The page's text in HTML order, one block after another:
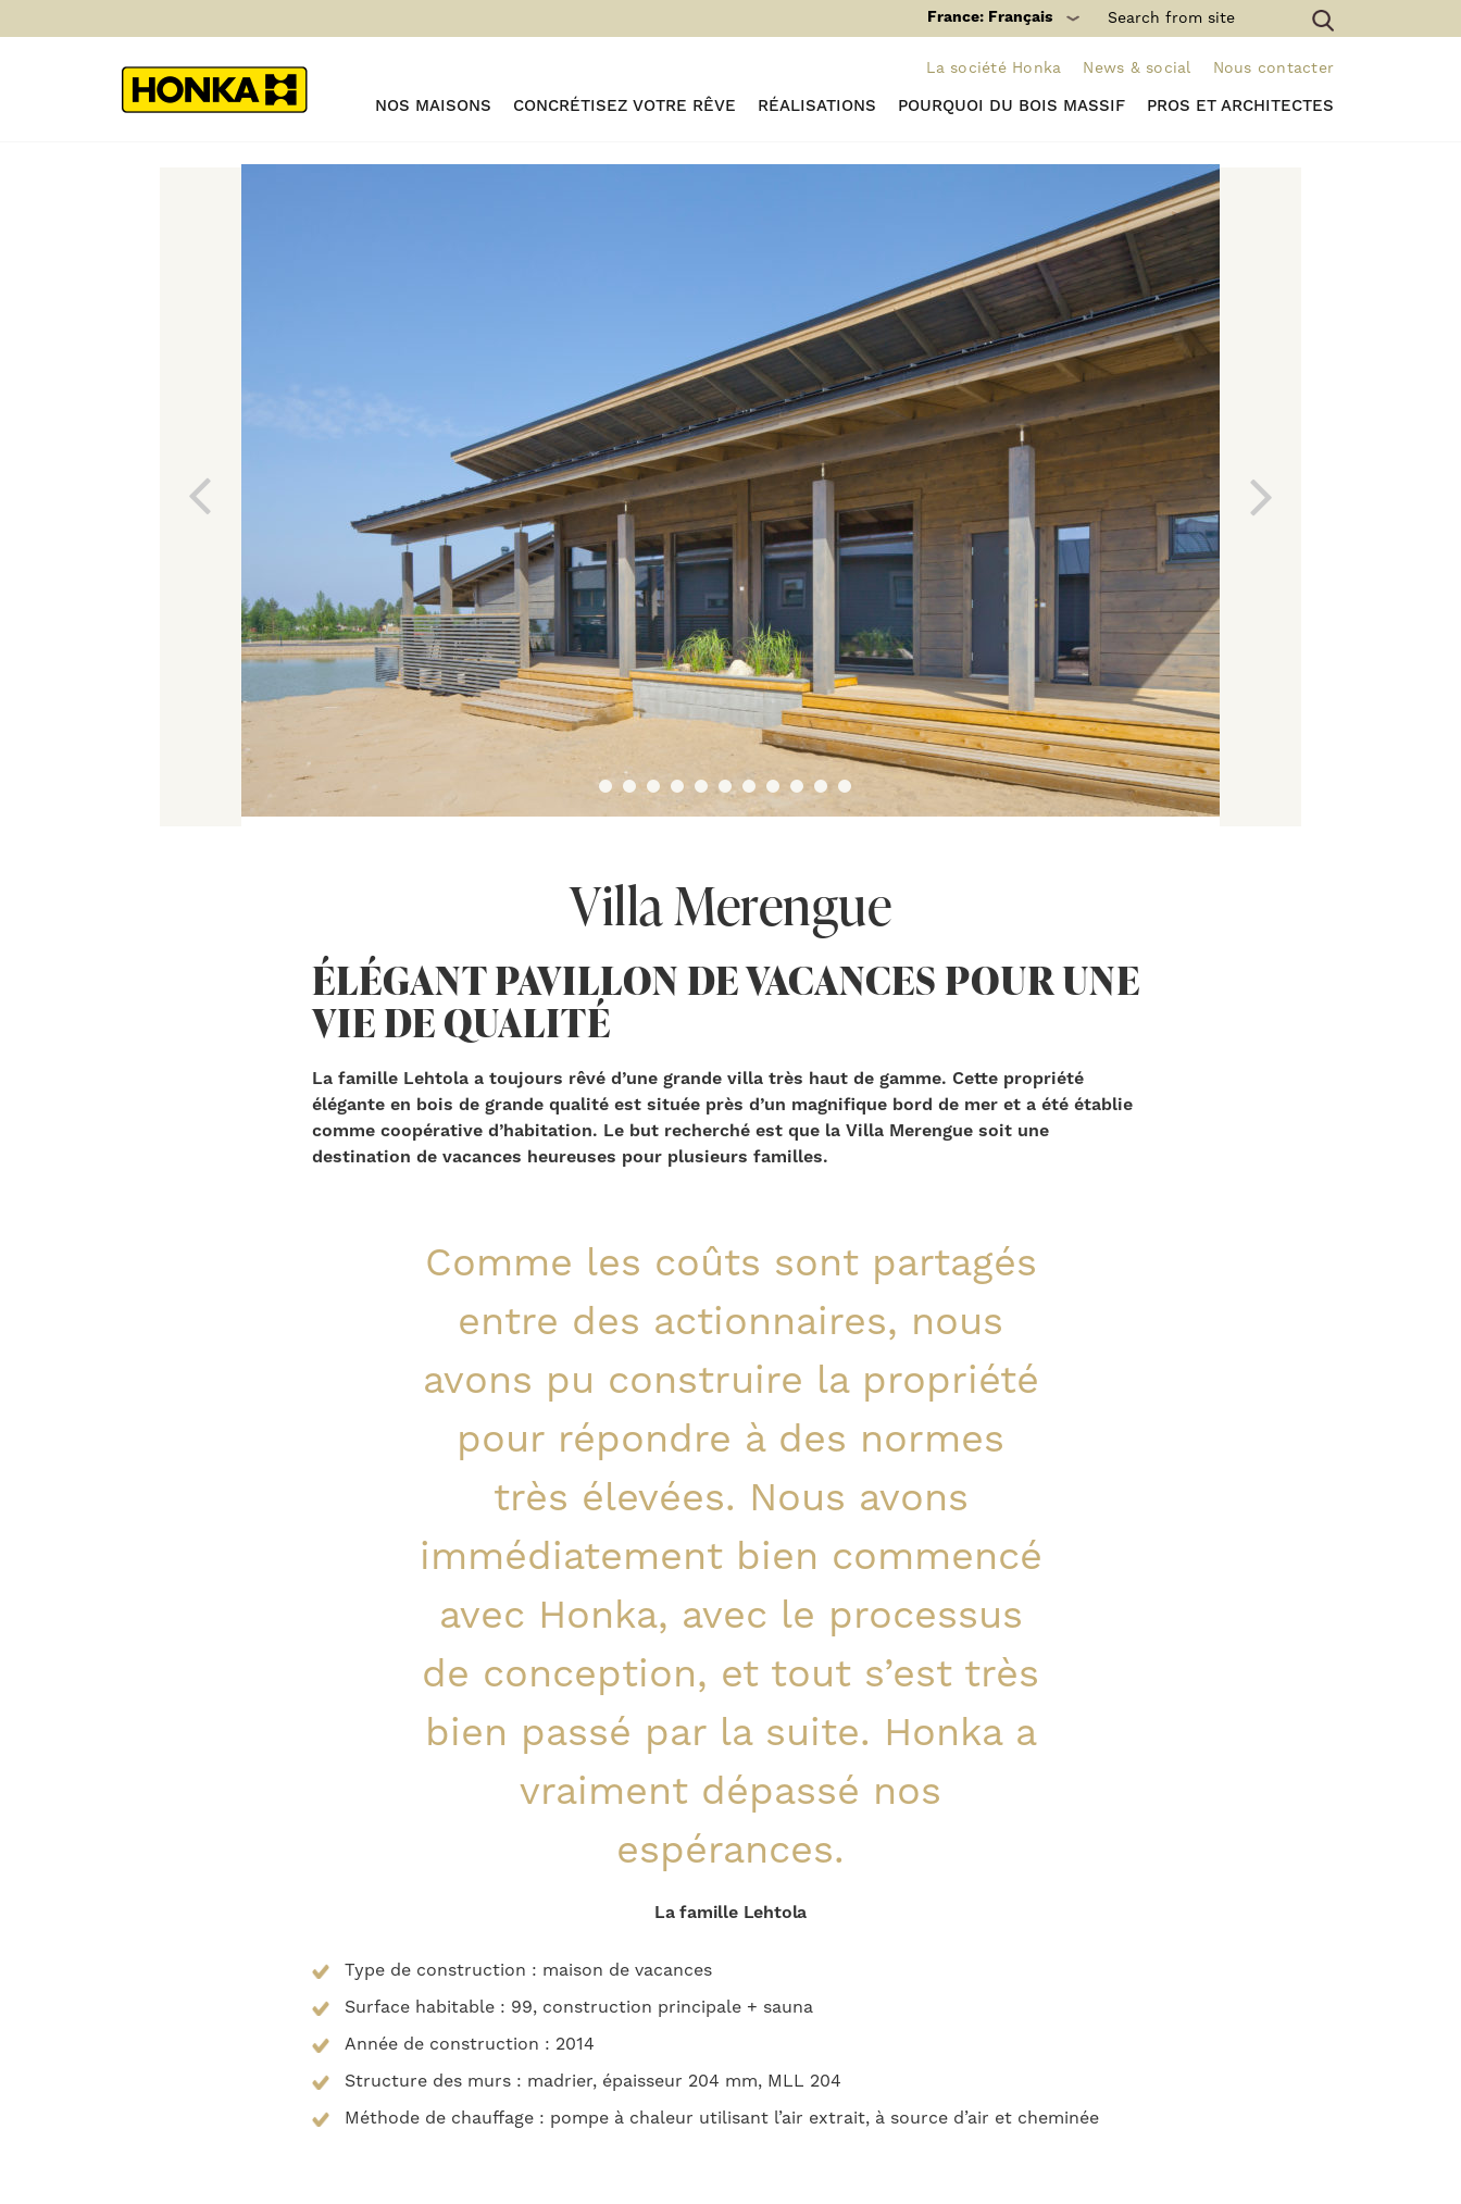
France: Français
La société Honka News & social Nous contacter
NOS MAISONS CONCRÉTISEZ VOTRE RÊVE RÉALISATIONS POURQUOI DU BOIS MASSIF PROS ET ARCHITECTES
Villa Merengue
ÉLÉGANT PAVILLON DE VACANCES POUR UNE
VIE DE QUALITÉ
La famille Lehtola a toujours rêvé d’une grande villa très haut de gamme. Cette propriété
élégante en bois de grande qualité est située près d’un magnifique bord de mer et a été établie
comme coopérative d’habitation. Le but recherché est que la Villa Merengue soit une
destination de vacances heureuses pour plusieurs familles.
Comme les coûts sont partagés
entre des actionnaires, nous
avons pu construire la propriété
pour répondre à des normes
très élevées. Nous avons
immédiatement bien commencé
avec Honka, avec le processus
de conception, et tout s’est très
bien passé par la suite. Honka a
vraiment dépassé nos
espérances.
La famille Lehtola
Type de construction : maison de vacances
Surface habitable : 99, construction principale + sauna
Année de construction : 2014
Structure des murs : madrier, épaisseur 204 mm, MLL 204
Méthode de chauffage : pompe à chaleur utilisant l’air extrait, à source d’air et cheminée